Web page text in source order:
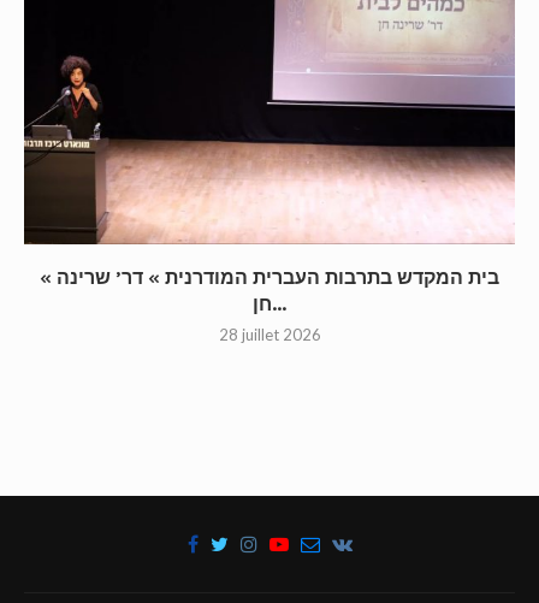
« בית המקדש בתרבות העברית המודרנית » דר’ שרינה
חן...
28 juillet 2026